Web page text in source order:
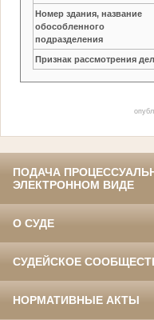
Номер здания, название
обособленного
подразделения
Признак рассмотрения
ПОДАЧА
ЭЛЕКТРОННОМ ВИДЕ
О СУДЕ
СУДЕЙСКОЕ
НОРМАТИВНЫЕ АКТЫ